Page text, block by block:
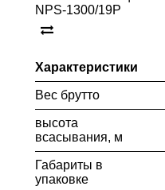
NPS-1300/19P
Характеристики
Вес брутто
высота
всасывания, м
Габариты в
упаковке